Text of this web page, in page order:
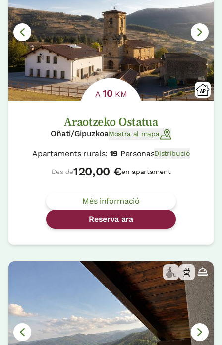
A 10 KM
Araotzeko Ostatua
Oñati/GipuzkoaMostra al mapa
Apartaments rurals: 19 PersonasDistribució
Des de120,00 €en apartament
Més informació
Reserva ara